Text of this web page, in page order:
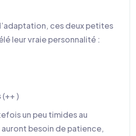
ces deux petites
leur vraie personnalité :
)
un peu timides au
besoin de patience,